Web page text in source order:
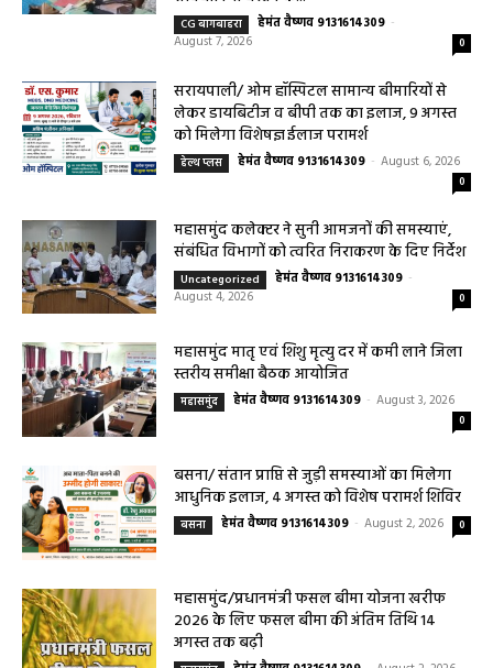
बागबाहरा में किया औचक निरीक्षण खाद्य पदार्थों की
गुणवत्ता एवं स्वच्छता को लेकर आवश्यक
CG बागबाहरा हेमंत वैष्णव 9131614309 -
August 7, 2026
सरायपाली/ ओम हॉस्पिटल सामान्य बीमारियों से
लेकर डायबिटीज व बीपी तक का इलाज, 9 अगस्त
हेल्थ प्लस हेमंत वैष्णव 9131614309 August 6, 2026
0
महासमुंद कलेक्टर ने सुनी आमजनों की समस्याएं,
Uncategorized हेमंत वैष्णव 9131614309 -
August 4, 2026
महासमुंद मातृ एवं शिशु मृत्यु दर में कमी लाने जिला
महासमुंद हेमंत वैष्णव 9131614309 - August 3, 2026
0
बसना हेमंत वैष्णव 9131614309 - August 2, 2026